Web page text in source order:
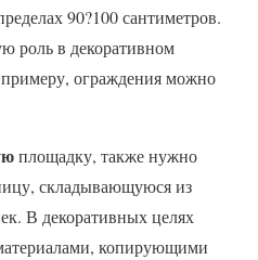
90?100 сантиметров.
роль в декоративном
ограждения можно
площадку, также нужно
складывающуюся из
В декоративных целях
копирующими